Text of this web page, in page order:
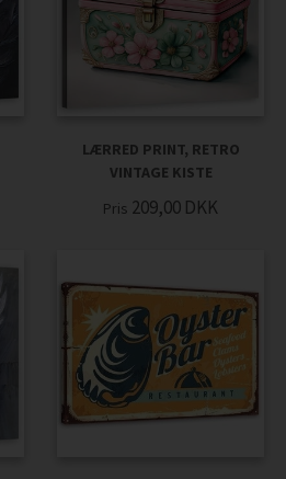
LÆRRED PRINT, RETRO
VINTAGE KISTE
Pris 209,00 DKK